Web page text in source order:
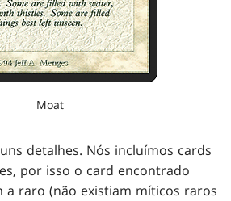
Moat
detalhes. Nós incluímos cards
por isso o card encontrado
a raro (não existiam míticos raros